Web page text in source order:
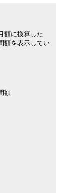
額に換算した
額を表示してい
額